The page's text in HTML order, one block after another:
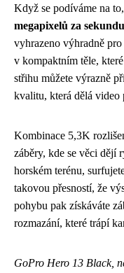
Když se podíváme na
megapixelů za sekundu
vyhrazeno výhradně
v kompaktním těle,
střihu můžete výrazně
kvalitu, která dělá
Kombinace 5,3K
záběry, kde se věci dějí
horském terénu,
takovou přesností, že
pohybu pak získáváte
rozmazání, které trápí
GoPro Hero 13 Black,